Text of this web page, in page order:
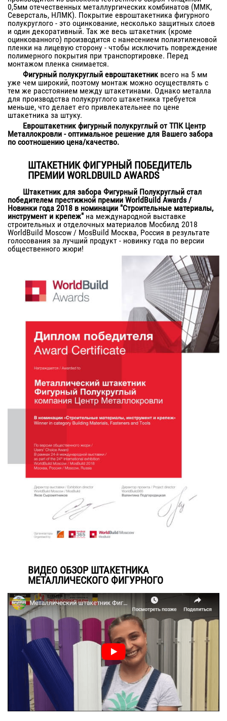
0,5мм отечественных металлургических комбинатов (ММК,
Северсталь, НЛМК). Покрытие евроштакетника фигурного
полукруглого - это оцинкование, несколько защитных слоев
и один декоративный. Так же весь штакетник (кроме
оцинкованного) производится с нанесением полиэтиленовой
пленки на лицевую сторону - чтобы исключить повреждение
полимерного покрытия при транспортировке. Перед
монтажом пленка снимается.
Фигурный полукруглый евроштакетник всего на 5 мм
уже чем широкий, поэтому монтаж можно осуществлять с
тем же расстоянием между штакетинами. Однако металла
для производства полукруглого штакетника требуется
меньше, что делает его привлекательнее по цене
штакетника за штуку.
Евроштакетник фигурный полукруглый от ТПК Центр
Металлокровли - оптимальное решение для Вашего забора
по соотношению цена/качество.
ШТАКЕТНИК ФИГУРНЫЙ ПОБЕДИТЕЛЬ
ПРЕМИИ WORLDBUILD AWARDS
Штакетник для забора Фигурный Полукруглый стал
победителем престижной премии WorldBuild Awards /
Новинки года 2018 в номинации "Строительные материалы,
инструмент и крепеж" на международной выставке
строительных и отделочных материалов Мосбилд 2018
WorldBuild Moscow / MosBuild Москва, Россия в результате
голосования за лучший продукт - новинку года по версии
общественного жюри!
ВИДЕО ОБЗОР ШТАКЕТНИКА
МЕТАЛЛИЧЕСКОГО ФИГУРНОГО